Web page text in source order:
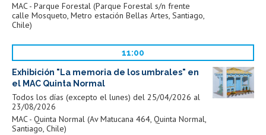
MAC - Parque Forestal (Parque Forestal s/n frente
calle Mosqueto, Metro estación Bellas Artes, Santiago,
Chile)
11:00
Exhibición "La memoria de los umbrales" en
el MAC Quinta Normal
Todos los días (excepto el lunes) del 25/04/2026 al
23/08/2026
MAC - Quinta Normal (Av Matucana 464, Quinta Normal,
Santiago, Chile)